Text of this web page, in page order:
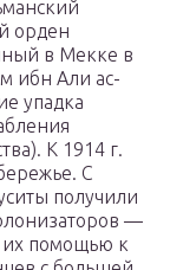
орден
в Мекке в
ибн Али ас-
упадка
К 1914 г.
С
получили
—
их помощью к